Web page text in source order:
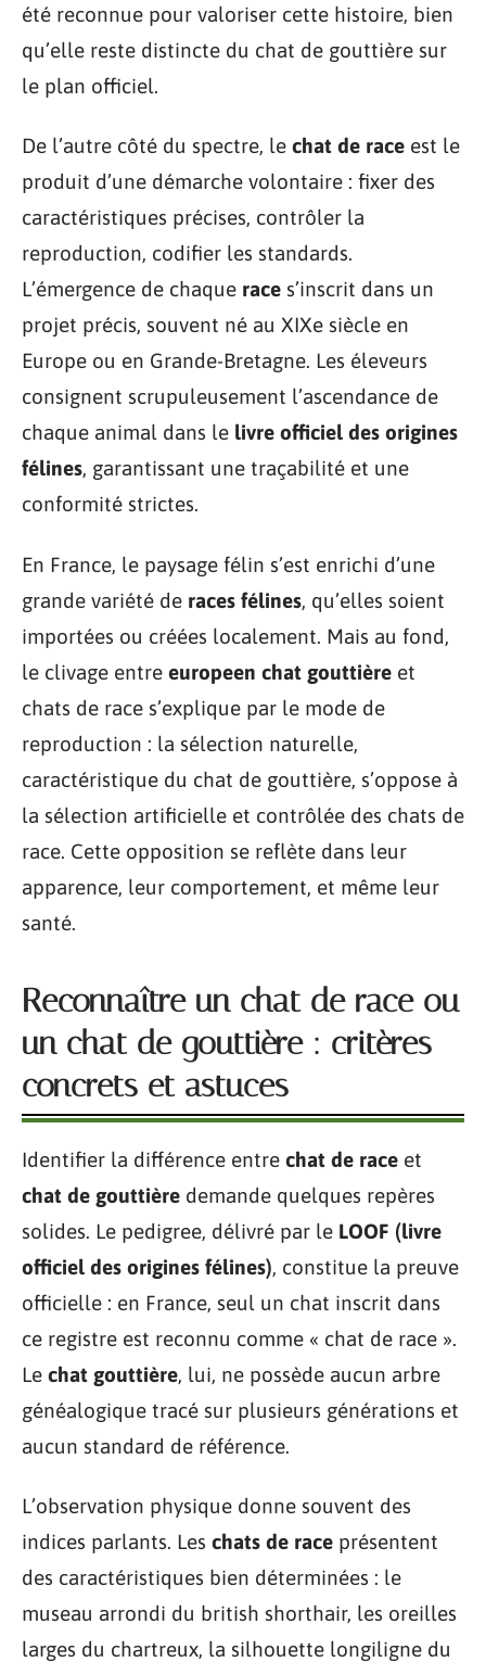
été reconnue pour valoriser cette histoire, bien
qu’elle reste distincte du chat de gouttière sur
le plan officiel.
De l’autre côté du spectre, le chat de race est le
produit d’une démarche volontaire : fixer des
caractéristiques précises, contrôler la
reproduction, codifier les standards.
L’émergence de chaque race s’inscrit dans un
projet précis, souvent né au XIXe siècle en
Europe ou en Grande-Bretagne. Les éleveurs
consignent scrupuleusement l’ascendance de
chaque animal dans le livre officiel des origines
félines, garantissant une traçabilité et une
conformité strictes.
En France, le paysage félin s’est enrichi d’une
grande variété de races félines, qu’elles soient
importées ou créées localement. Mais au fond,
le clivage entre europeen chat gouttière et
chats de race s’explique par le mode de
reproduction : la sélection naturelle,
caractéristique du chat de gouttière, s’oppose à
la sélection artificielle et contrôlée des chats de
race. Cette opposition se reflète dans leur
apparence, leur comportement, et même leur
santé.
Reconnaître un chat de race ou
un chat de gouttière : critères
concrets et astuces
Identifier la différence entre chat de race et
chat de gouttière demande quelques repères
solides. Le pedigree, délivré par le LOOF (livre
officiel des origines félines), constitue la preuve
officielle : en France, seul un chat inscrit dans
ce registre est reconnu comme « chat de race ».
Le chat gouttière, lui, ne possède aucun arbre
généalogique tracé sur plusieurs générations et
aucun standard de référence.
L’observation physique donne souvent des
indices parlants. Les chats de race présentent
des caractéristiques bien déterminées : le
museau arrondi du british shorthair, les oreilles
larges du chartreux, la silhouette longiligne du